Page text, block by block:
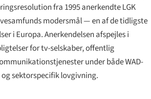
fra 1995 anerkendte LGK
modersmål — en af de tidligste
i Europa. Anerkendelsen afspejles i
for tv-selskaber, offentlig
under både WAD-
sektorspecifik lovgivning.